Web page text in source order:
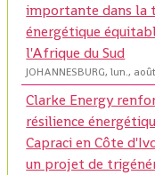
importante dans la
énergétique
l'Afrique du Sud
JOHANNESBURG, lun.,
Clarke Energy
résilience
Capraci en Côte
un projet de